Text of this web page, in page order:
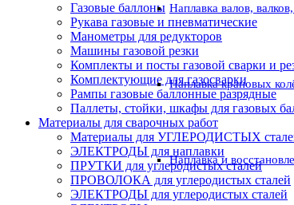
Наплавка валов,
Наплавка крановых
Наплавка и
Газовые баллоны
Рукава газовые и пневматические
Манометры для редукторов
Машины газовой резки
Комплекты и посты газовой сварки и
Комплектующие для газосварки
Рампы газовые баллонные разрядные
Паллеты, стойки, шкафы для газовых
Материалы для сварочных работ
Материалы для УГЛЕРОДИСТЫХ
ЭЛЕКТРОДЫ для наплавки
ПРУТКИ для углеродистых сталей
ПРОВОЛОКА для углеродистых сталей
ЭЛЕКТРОДЫ для углеродистых сталей